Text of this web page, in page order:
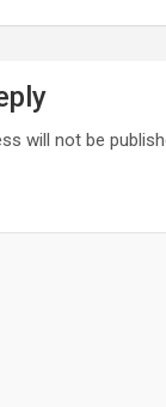
will not be